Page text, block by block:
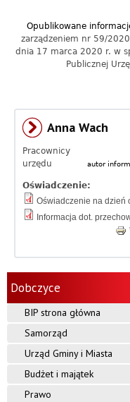
Opublikowane
zarządzeniem nr 59/
dnia 17 marca 2020 r. w
Publicznej
Anna Wach
autor
Pracownicy
urzędu
Oświadczenie:
Oświadczenie na dzień
Informacja dot.
Dobczyce
BIP strona główna
Samorząd
Urząd Gminy i Miasta
Budżet i majątek
Prawo